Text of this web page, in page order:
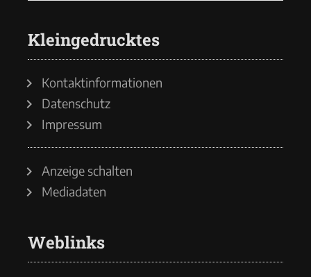
Kleingedrucktes
Kontaktinformationen
Datenschutz
Impressum
Anzeige schalten
Mediadaten
Weblinks